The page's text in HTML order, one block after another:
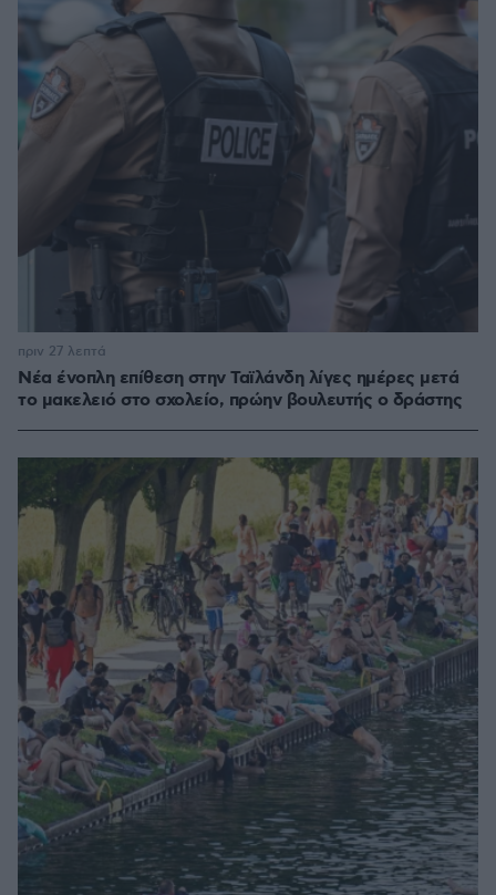
Νέα ένοπλη επίθεση στην Ταϊλάνδη λίγες ημέρες μετά
το μακελειό στο σχολείο, πρώην βουλευτής ο δράστης
πριν 27 λεπτά